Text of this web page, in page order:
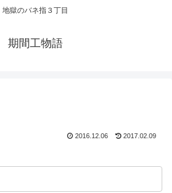
地獄のバネ指３丁目
期間工物語
2016.12.06 2017.02.09